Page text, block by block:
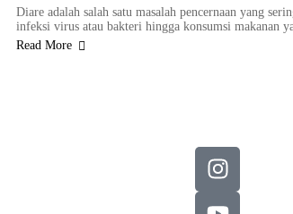
Diare adalah salah satu masalah pencernaan yang
infeksi virus atau bakteri hingga konsumsi makanan
Read More